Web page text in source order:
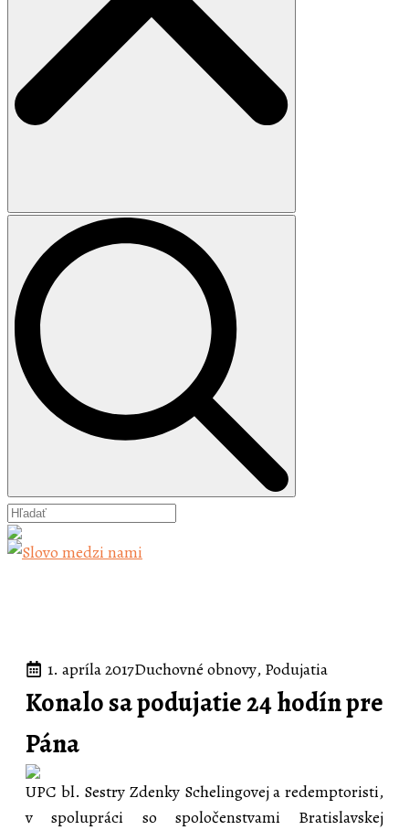
1. apríla 2017Duchovné obnovy Podujatia
Konalo sa podujatie 24 hodín pre
Pána
UPC bl. Sestry Zdenky Schelingovej a redemptoristi,
v spolupráci so spoločenstvami Bratislavskej